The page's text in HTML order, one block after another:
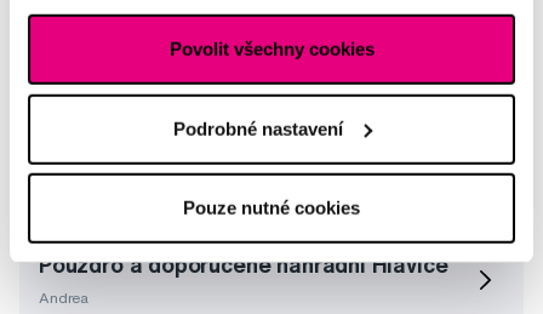
Povolit všechny cookies
Podrobné nastavení
Pouze nutné cookies
Vybrané dotazy a články
Pouzdro a doporučené náhradní Hlavice
Andrea